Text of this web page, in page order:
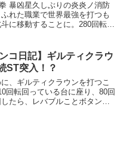
暴凶星久しぶりの炎炎ノ消防
れた職業で世界最強を打つも
に移動することに。280回転の
りできて、ST行ければ爆連でき
い、運命のジャッジは・・・失
ンコ日記】ギルティクラウ
ST突入！？
、ギルティクラウンを打つこ
回転回っている台に座り、80回
たら、レバブルことボタンバ